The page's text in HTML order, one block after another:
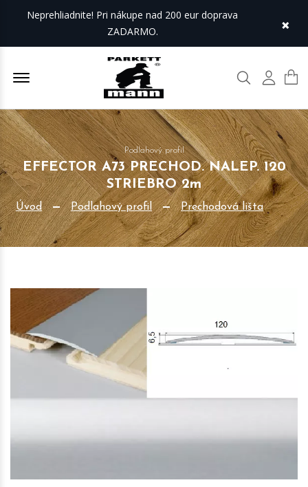
Neprehliadnite! Pri nákupe nad 200 eur doprava
ZADARMO.
×
Offcanvas Menu Open Hľadať Môj
Podlahový profil
EFFECTOR A73 PRECHOD. NALEP. 120
STRIEBRO 2m
Úvod Podlahový profil Prechodová lišta